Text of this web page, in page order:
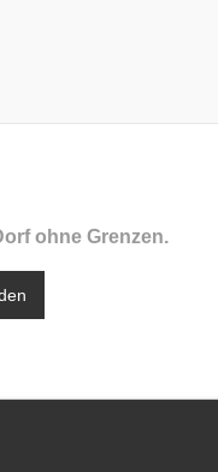
ohne Grenzen.